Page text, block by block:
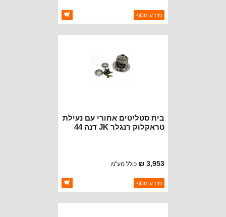
ברקוד: 56046716AC
יצרן:MOPAR CHRYSLER
מידע נוסף
בית סטליטים אחורי עם נעילת
טראקלוק רנגלר JK דנה 44
3,953 ₪ כולל מע"מ
ברקוד: 68035642AA
יצרן:DANA SPICER
מידע נוסף